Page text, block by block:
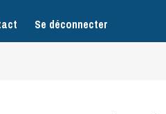
Se déconnecter